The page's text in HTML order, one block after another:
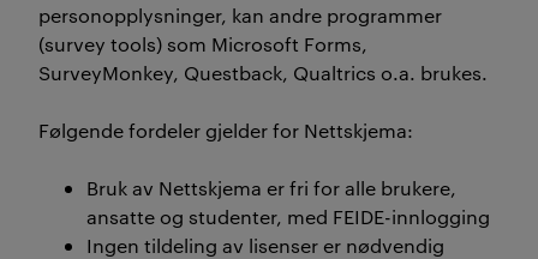
personopplysninger, kan andre programmer
(survey tools) som Microsoft Forms,
SurveyMonkey, Questback, Qualtrics o.a. brukes.
Følgende fordeler gjelder for Nettskjema:
Bruk av Nettskjema er fri for alle brukere,
ansatte og studenter, med FEIDE-innlogging
Ingen tildeling av lisenser er nødvendig